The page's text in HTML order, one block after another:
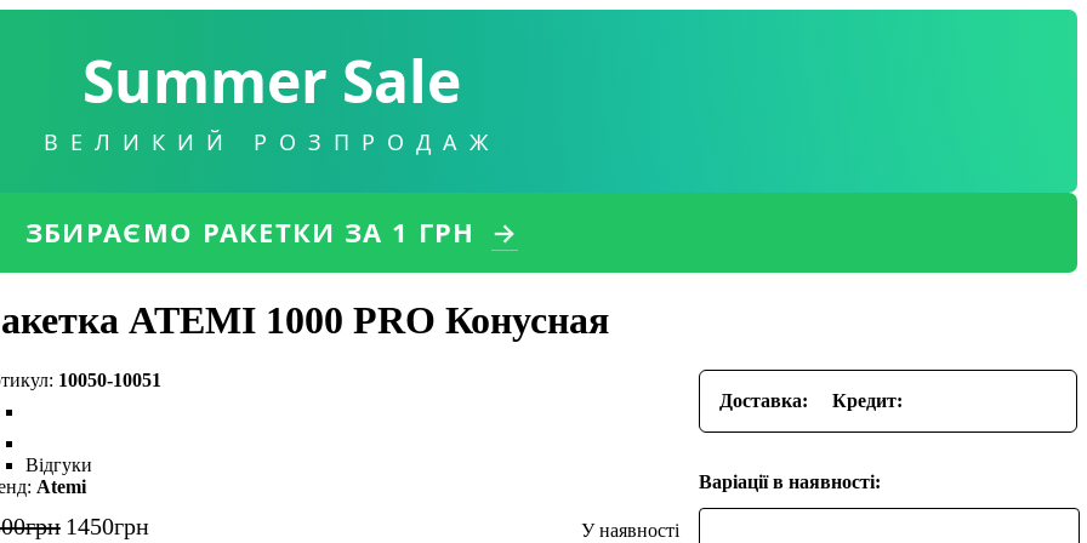
Summer Sale
ВЕЛИКИЙ РОЗПРОДАЖ
ЗБИРАЄМО РАКЕТКИ ЗА 1 ГРН →
ATEMI 1000 PRO Конусная
10050-10051
Відгуки
Atemi
грн 1450грн
Доставка: Кредит:
Варіації в наявності: